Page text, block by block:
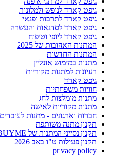
גיפט קארד לנופש ולמלונות
גיפט קארד לתרבות ופנאי
גיפט קארד לסדנאות והעשרה
גיפט קארד ליופי וטיפוח
המתנות האהובות של 2025
המתנות החדשות
מתנות במימוש אונליין
רעיונות למתנות מקוריות
גיפט קארד
חוויות משפחתיות
מתנות מומלצות לחג
מתנות מקוריות לאישה
חברות וארגונים - מתנות לעובדים
תקנון מתנה משותפת
תקנון נסייני המתנות של BUYME
תקנון פעילות ט"ו באב 2026
privacy policy